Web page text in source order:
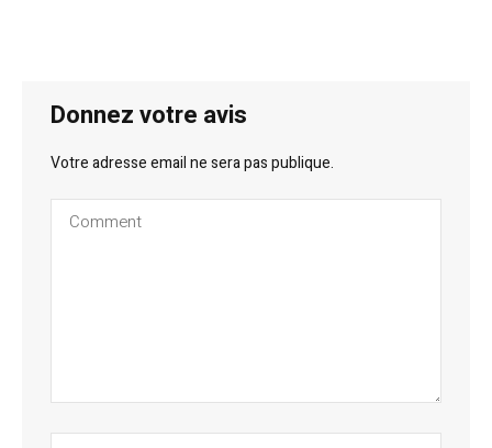
Donnez votre avis
Votre adresse email ne sera pas publique.